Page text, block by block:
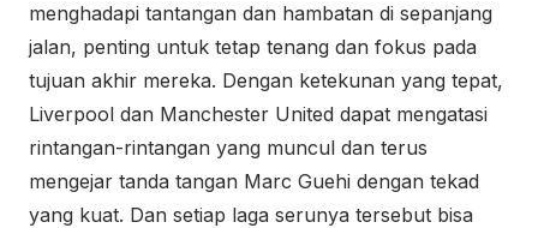
menghadapi tantangan dan hambatan di sepanjang
jalan, penting untuk tetap tenang dan fokus pada
tujuan akhir mereka. Dengan ketekunan yang tepat,
Liverpool dan Manchester United dapat mengatasi
rintangan-rintangan yang muncul dan terus
mengejar tanda tangan Marc Guehi dengan tekad
yang kuat. Dan setiap laga serunya tersebut bisa